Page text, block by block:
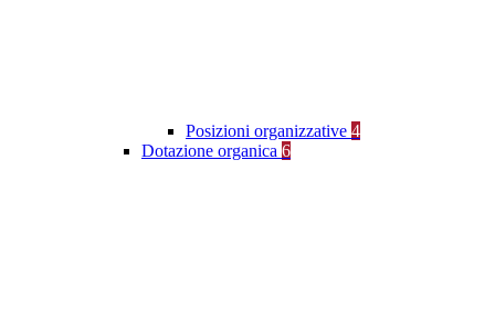
Posizioni organizzative 4
Dotazione organica 6